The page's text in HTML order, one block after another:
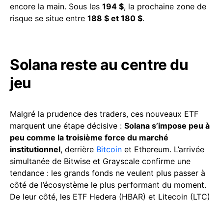
encore la main. Sous les 194 $, la prochaine zone de
risque se situe entre 188 $ et 180 $.
Solana reste au centre du
jeu
Malgré la prudence des traders, ces nouveaux ETF
marquent une étape décisive : Solana s’impose peu à
peu comme la troisième force du marché
institutionnel, derrière Bitcoin et Ethereum. L’arrivée
simultanée de Bitwise et Grayscale confirme une
tendance : les grands fonds ne veulent plus passer à
côté de l’écosystème le plus performant du moment.
De leur côté, les ETF Hedera (HBAR) et Litecoin (LTC)